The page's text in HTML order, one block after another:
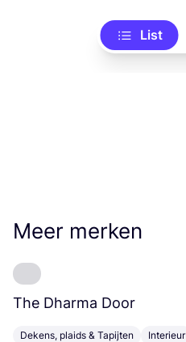
List
Meer merken
The Dharma Door
Dekens, plaids & Tapijten Interieur